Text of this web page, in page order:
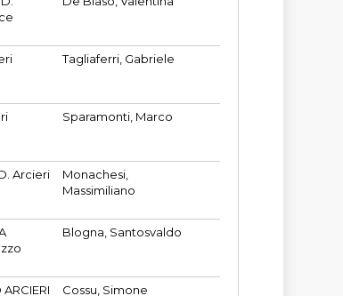
Tagliaferri, Gabriele
Sparamonti, Marco
Arcieri
Monachesi,
Massimiliano
Blogna, Santosvaldo
Cossu, Simone